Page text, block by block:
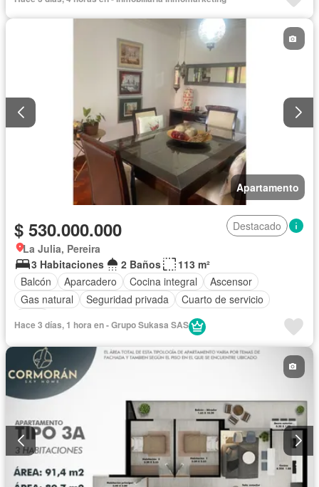
Apartamento
$ 530.000.000
Destacado
La Julia, Pereira
3 Habitaciones
2 Baños
113 m²
Balcón
Aparcadero Cocina integral
Ascensor
Gas natural
Seguridad privada
Cuarto de servicio
Hace 3 días, 1 hora en - Grupo Sukasa SAS